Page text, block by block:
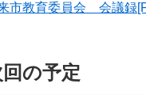
市教育委員会 会議録​
の予定